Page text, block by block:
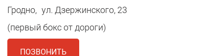
Гродно, ул. Дзержинского, 23
(первый бокс от дороги)
ПОЗВОНИТЬ